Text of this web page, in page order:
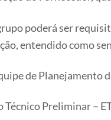
poderá ser
entendido como
de Planejamento
Técnico Preliminar –